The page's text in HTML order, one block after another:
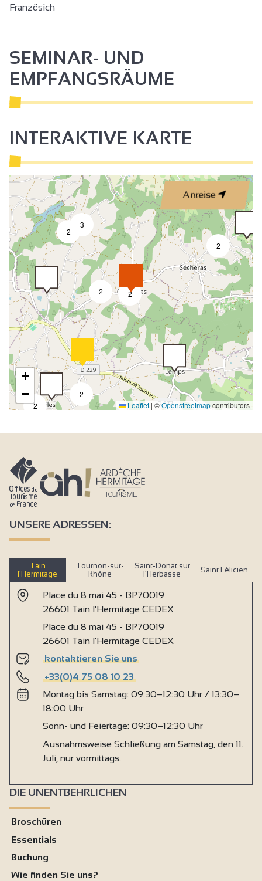
Französich
SEMINAR- UND
EMPFANGSRÄUME
INTERAKTIVE KARTE
Anreise
2
2
2
2
3
2
2
+
−
Leaflet | ©Openstreetmapcontributors
UNSERE ADRESSEN:
Tain
l’Hermitage
Tournon-sur-
Rhône
Saint-Donat sur
l’Herbasse
Saint Félicien
Place du 8 mai 45 - BP70019
26601 Tain l'Hermitage CEDEX
Place du 8 mai 45 - BP70019
26601 Tain l'Hermitage CEDEX
kontaktieren Sie uns
+33(0)4 75 08 10 23
Montag bis Samstag: 09:30–12:30 Uhr / 13:30–
18:00 Uhr
Sonn- und Feiertage: 09:30–12:30 Uhr
Ausnahmsweise Schließung am Samstag, den 11.
Juli, nur vormittags.
DIE UNENTBEHRLICHEN
Broschüren
Essentials
Buchung
Wie finden Sie uns?